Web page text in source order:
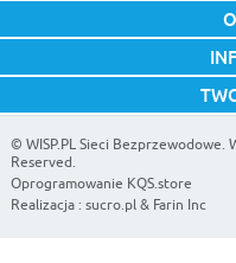
© WISP.PL Sieci Bezprzewodowe.
Reserved.
Oprogramowanie KQS.store
Realizacja : sucro.pl& Farin Inc